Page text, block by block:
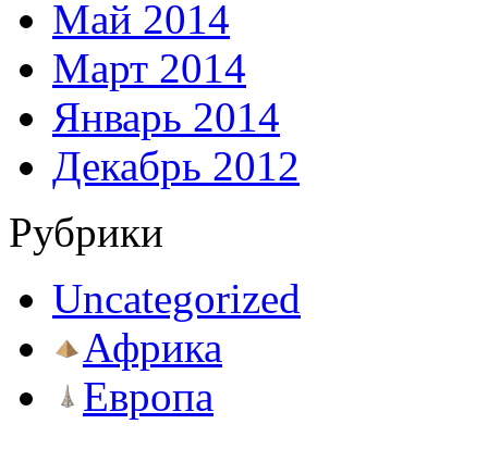
Май 2014
Март 2014
Январь 2014
Декабрь 2012
Рубрики
Uncategorized
Африка
Европа